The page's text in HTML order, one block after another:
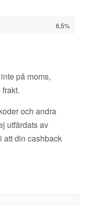
6,5%
på moms,
och andra
utfärdats av
att din cashback